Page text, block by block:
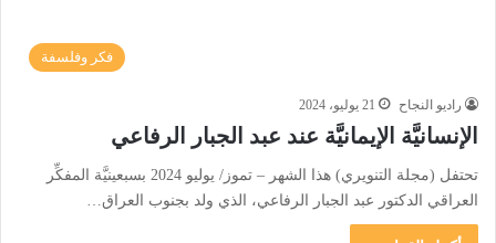
فكر وفلسفة
راديو النجاح 21 يوليو، 2024
الإنسانيَّة الإيمانيَّة عند عبد الجبار الرفاعي
تحتفل (مجلة التنويري) هذا الشهر – تموز/ يوليو 2024 بسبعينيَّة المفكِّر
العراقي الدكتور عبد الجبار الرفاعي، الذي ولد بجنوب العراق…